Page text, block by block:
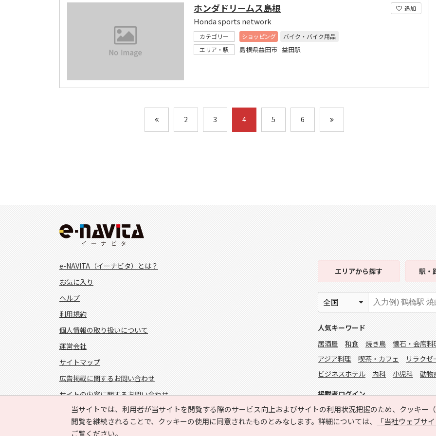
追加
ホンダドリームス島根
Honda sports network
カテゴリー ショッピング
バイク・バイク用品
エリア・駅
島根県益田市 益田駅
2 3 4 5 6
当サイトでは、利用者が当サイトを閲覧する際のサービス向上およびサイトの利用状況把握のため、クッキー
閲覧を継続されることで、クッキーの使用に同意されたものとみなします。詳細については、
「当社ウェブサ
ご覧ください。
e-NAVITA（イーナビタ）とは？
お気に入り
ヘルプ
利用規約
個人情報の取り扱いについて
運営会社
サイトマップ
広告掲載に関するお問い合わせ
サイトの内容に関するお問い合わせ
エリアから探す 駅・
人気キーワード
居酒屋
和食 焼き鳥 懐石・会席料
アジア料理
喫茶・カフェ リラクゼ
ビジネスホテル
内科 小児科 動物
掲載者ログイン
FOLLOW US!